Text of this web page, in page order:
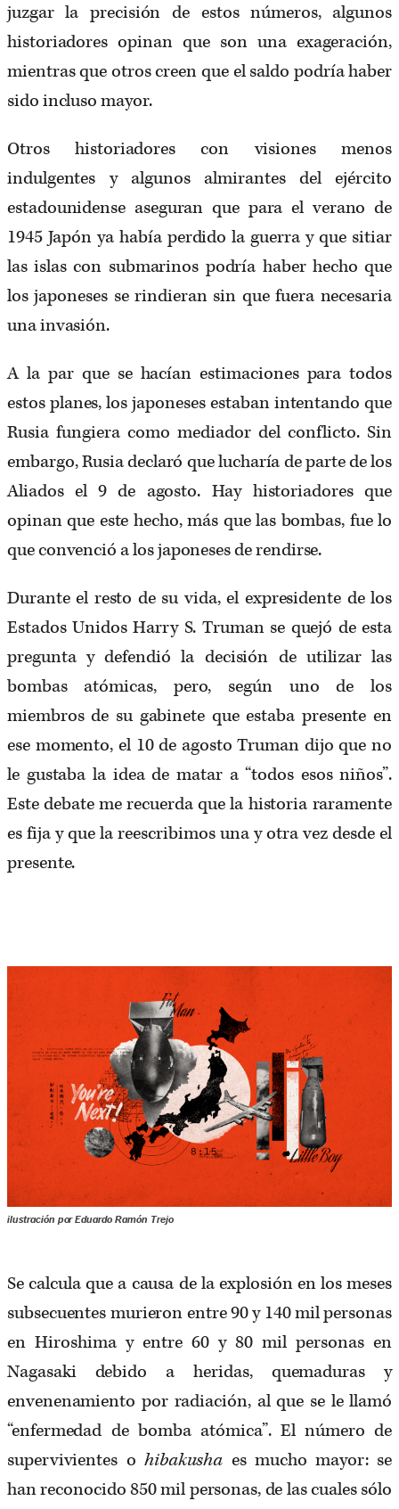
juzgar la precisión de estos números, algunos
historiadores opinan que son una exageración,
mientras que otros creen que el saldo podría haber
sido incluso mayor.
Otros historiadores con visiones menos
indulgentes y algunos almirantes del ejército
estadounidense aseguran que para el verano de
1945 Japón ya había perdido la guerra y que sitiar
las islas con submarinos podría haber hecho que
los japoneses se rindieran sin que fuera necesaria
una invasión.
A la par que se hacían estimaciones para todos
estos planes, los japoneses estaban intentando que
Rusia fungiera como mediador del conflicto. Sin
embargo, Rusia declaró que lucharía de parte de los
Aliados el 9 de agosto. Hay historiadores que
opinan que este hecho, más que las bombas, fue lo
que convenció a los japoneses de rendirse.
Durante el resto de su vida, el expresidente de los
Estados Unidos Harry S. Truman se quejó de esta
pregunta y defendió la decisión de utilizar las
bombas atómicas, pero, según uno de los
miembros de su gabinete que estaba presente en
ese momento, el 10 de agosto Truman dijo que no
le gustaba la idea de matar a “todos esos niños”.
Este debate me recuerda que la historia raramente
es fija y que la reescribimos una y otra vez desde el
presente.
ilustración por Eduardo Ramón Trejo
Se calcula que a causa de la explosión en los meses
subsecuentes murieron entre 90 y 140 mil personas
en Hiroshima y entre 60 y 80 mil personas en
Nagasaki debido a heridas, quemaduras y
envenenamiento por radiación, al que se le llamó
“enfermedad de bomba atómica”. El número de
supervivientes o hibakusha es mucho mayor: se
han reconocido 850 mil personas, de las cuales sólo